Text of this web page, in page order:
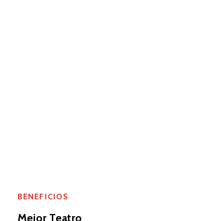
BENEFICIOS
Mejor Teatro